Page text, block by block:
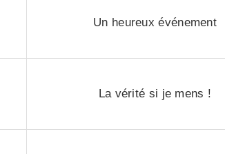
Un heureux événement
La vérité si je mens !